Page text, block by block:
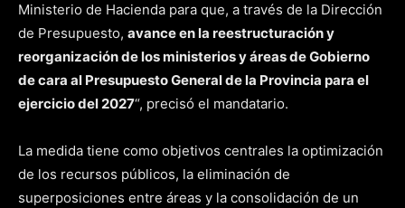
Ministerio de Hacienda para que, a través de la Dirección
de Presupuesto, avance en la reestructuración y
reorganización de los ministerios y áreas de Gobierno
de cara al Presupuesto General de la Provincia para el
ejercicio del 2027“, precisó el mandatario.
La medida tiene como objetivos centrales la optimización
de los recursos públicos, la eliminación de
superposiciones entre áreas y la consolidación de un